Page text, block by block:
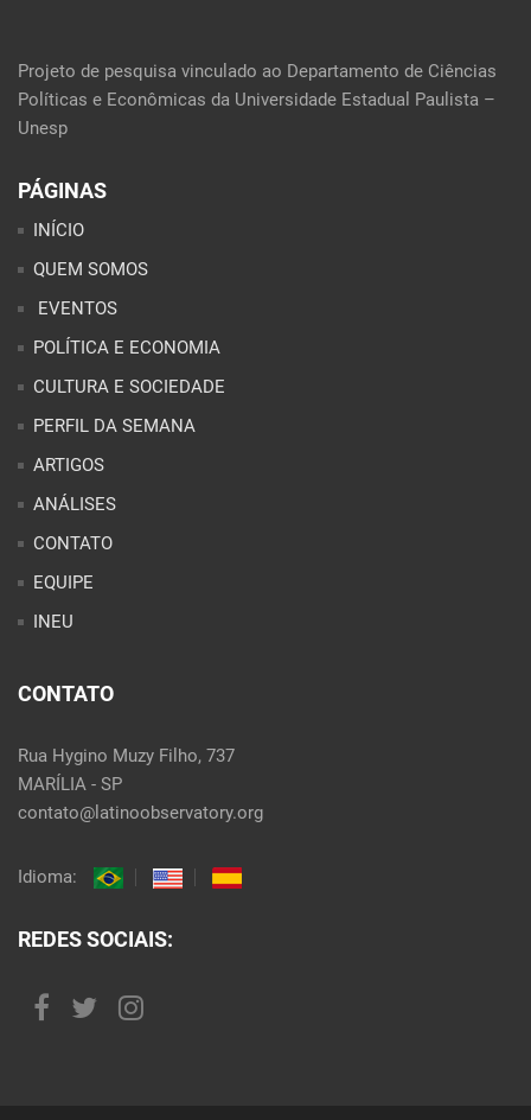
Projeto de pesquisa vinculado ao Departamento de Ciências
Políticas e Econômicas da Universidade Estadual Paulista –
Unesp
PÁGINAS
INÍCIO
QUEM SOMOS
EVENTOS
POLÍTICA E ECONOMIA
CULTURA E SOCIEDADE
PERFIL DA SEMANA
ARTIGOS
ANÁLISES
CONTATO
EQUIPE
INEU
CONTATO
Rua Hygino Muzy Filho, 737
MARÍLIA - SP
contato@latinoobservatory.org
Idioma:
REDES SOCIAIS: